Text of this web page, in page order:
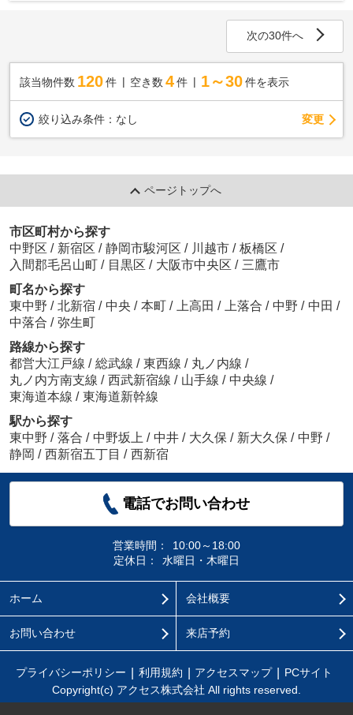
次の30件へ
該当物件数 120件 空き数 4 件 1～30 件を表示
絞り込み条件： なし 変更
ページトップへ
市区町村から探す
中野区 / 新宿区 / 静岡市駿河区 / 川越市 / 板橋区 /
入間郡毛呂山町 / 目黒区 / 大阪市中央区 / 三鷹市
町名から探す
東中野 / 北新宿 / 中央 / 本町 / 上高田 / 上落合 / 中野 / 中田 /
中落合 / 弥生町
路線から探す
都営大江戸線 / 総武線 / 東西線 / 丸ノ内線 /
丸ノ内方南支線 / 西武新宿線 / 山手線 / 中央線 /
東海道本線 / 東海道新幹線
駅から探す
東中野 / 落合 / 中野坂上 / 中井 / 大久保 / 新大久保 / 中野 /
静岡 / 西新宿五丁目 / 西新宿
電話でお問い合わせ
営業時間：
10:00～18:00
定休日：
水曜日・木曜日
ホーム 会社概要
お問い合わせ 来店予約
プライバシーポリシー 利用規約 アクセスマップ
PCサイト
Copyright(c) アクセス株式会社 All rights reserved.